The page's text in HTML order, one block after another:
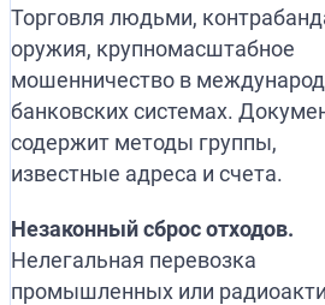
Торговля людьми,
оружия, крупномасштабное
мошенничество в
банковских системах.
содержит методы группы,
известные адреса и счета.
Незаконный сброс отходов.
Нелегальная перевозка
промышленных или